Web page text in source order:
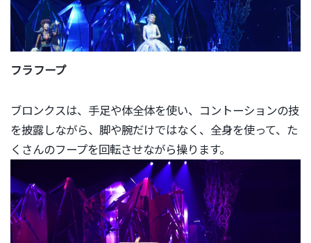
フラフープ
ブロンクスは、手足や体全体を使い、
コントーションの技
を披露しながら、脚や腕だけではなく、 全身を使って、た
くさんのフープを回転させながら操ります。